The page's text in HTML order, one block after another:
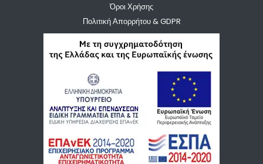
Όροι Χρήσης
Πολιτική Απορρήτου & GDPR